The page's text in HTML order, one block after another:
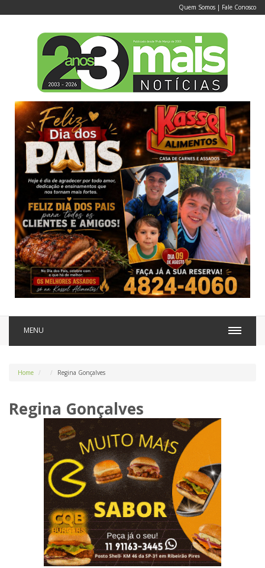
Quem Somos | Fale Conosco
MENU
Home Regina Gonçalves
Regina Gonçalves